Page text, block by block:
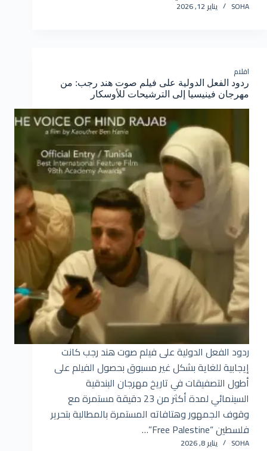
SOHA يناير 12, 2026
افلام
ردود الفعل الدولية على فيلم صوت هند رجب: من
مهرجان فينيسيا إلى الترشيحات للأوسكار
ردود الفعل الدولية على فيلم صوت هند رجب كانت
إيجابية للغاية بشكل غير مسبوق بحصول الفيلم على
أطول التصفيقات في تاريخ مهرجان البندقية
السينمائي لمدة أكثر من 23 دقيقة مستمرة مع
وقوف الجمهور وهتافاته المستمرة بالمطالبة بتحرير
فلسطين “Free Palestine”…
SOHA يناير 8, 2026